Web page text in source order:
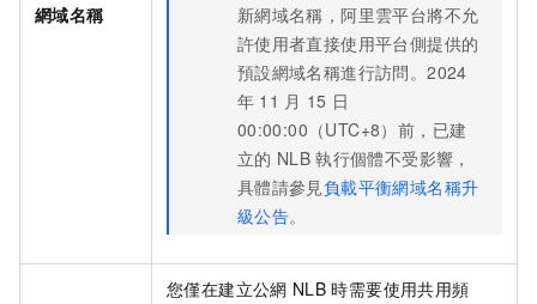
網域名稱
新網域名稱，阿里雲平台將不允
許使用者直接使用平台側提供的
預設網域名稱進行訪問。2024
年 11 月 15 日
00:00:00（UTC+8） 前，已建
立的 NLB 執行個體不受影響，
具體請參見負載平衡網域名稱升
級公告。
您僅在建立公網 NLB 時需要使用共用頻